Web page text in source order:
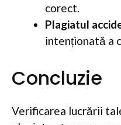
corect.
Plagiatul
intenționată a
Concluzie
Verificarea lucrării